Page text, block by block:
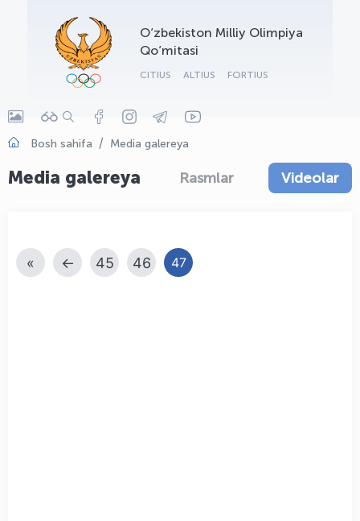
O‘zbekiston Milliy Olimpiya
Qo‘mitasi
CITIUS ALTIUS FORTIUS
Bosh sahifa Media galereya
Media galereya Rasmlar Videolar
« ← 45 46 47
OLYMPCHIK AI - yordamchi
Onlayn · olympic.uz